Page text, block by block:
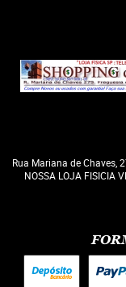
Rua Mariana de Chaves,
NOSSA LOJA FISICIA